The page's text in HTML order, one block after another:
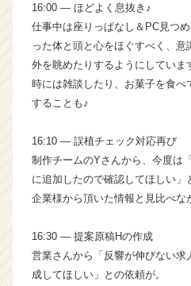
ト
が
届
く
就
ト
チ
ア
キ
リ
ア
（C
h
16:00 ― ほどよく息抜き♪
仕事中は座りっぱなし＆PC見つ
った体と頭と心をほぐすべく、
外を眺めたりするようにしていま
時には雑談したり、お菓子を食べ
することも♪
16:10 ― 誤植チェック対応再び
制作チームのYさんから、今度は
に追加したので確認してほしい」
企業様から頂いた情報と見比べな
16:30 ― 提案原稿Hの作成
営業さんから「反響が伸びない求
成してほしい」との依頼が。